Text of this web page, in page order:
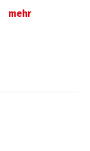
mehr